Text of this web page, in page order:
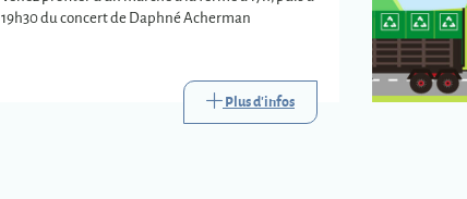
19h30 du concert de Daphné Acherman
Plus d'infos